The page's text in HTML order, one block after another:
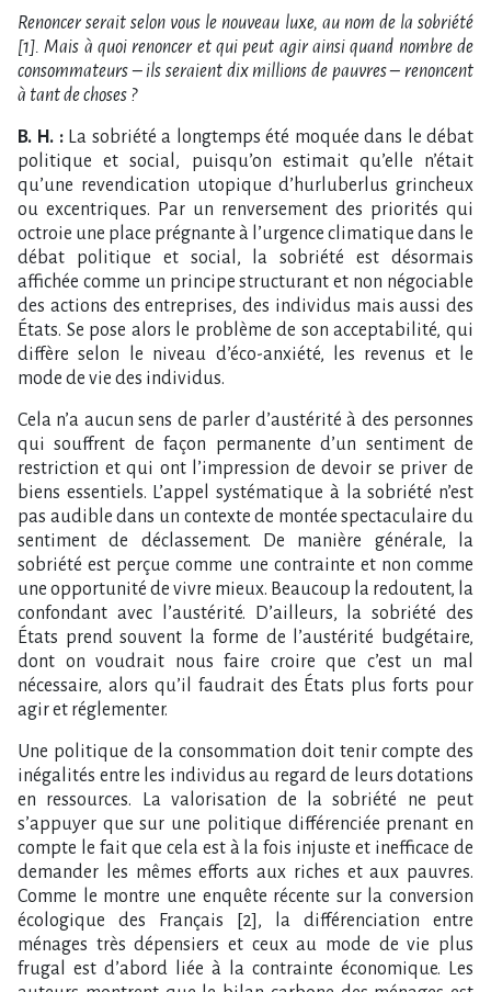
Renoncer serait selon vous le nouveau luxe, au nom de la sobriété
[1]. Mais à quoi renoncer et qui peut agir ainsi quand nombre de
consommateurs – ils seraient dix millions de pauvres – renoncent
à tant de choses ?
B. H. :
La sobriété a longtemps été moquée dans le débat
politique et social, puisqu’on estimait qu’elle n’était
qu’une revendication utopique d’hurluberlus grincheux
ou excentriques. Par un renversement des priorités qui
octroie une place prégnante à l’urgence climatique dans le
débat politique et social, la sobriété est désormais
affichée comme un principe structurant et non négociable
des actions des entreprises, des individus mais aussi des
États. Se pose alors le problème de son acceptabilité, qui
diffère selon le niveau d’éco-anxiété, les revenus et le
mode de vie des individus.
Cela n’a aucun sens de parler d’austérité à des personnes
qui souffrent de façon permanente d’un sentiment de
restriction et qui ont l’impression de devoir se priver de
biens essentiels. L’appel systématique à la sobriété n’est
pas audible dans un contexte de montée spectaculaire du
sentiment de déclassement. De manière générale, la
sobriété est perçue comme une contrainte et non comme
une opportunité de vivre mieux. Beaucoup la redoutent, la
confondant avec l’austérité. D’ailleurs, la sobriété des
États prend souvent la forme de l’austérité budgétaire,
dont on voudrait nous faire croire que c’est un mal
nécessaire, alors qu’il faudrait des États plus forts pour
agir et réglementer.
Une politique de la consommation doit tenir compte des
inégalités entre les individus au regard de leurs dotations
en ressources. La valorisation de la sobriété ne peut
s’appuyer que sur une politique différenciée prenant en
compte le fait que cela est à la fois injuste et inefficace de
demander les mêmes efforts aux riches et aux pauvres.
Comme le montre une enquête récente sur la conversion
écologique des Français [2], la différenciation entre
ménages très dépensiers et ceux au mode de vie plus
frugal est d’abord liée à la contrainte économique. Les